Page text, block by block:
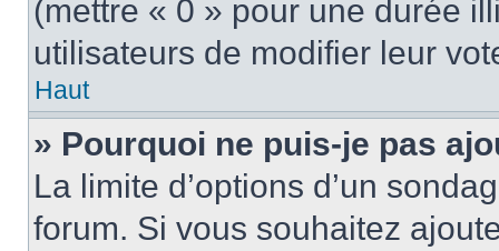
(mettre « 0 » pour une durée
utilisateurs de modifier leur
Haut
» Pourquoi ne puis-je pas
La limite d’options d’un
forum. Si vous souhaitez